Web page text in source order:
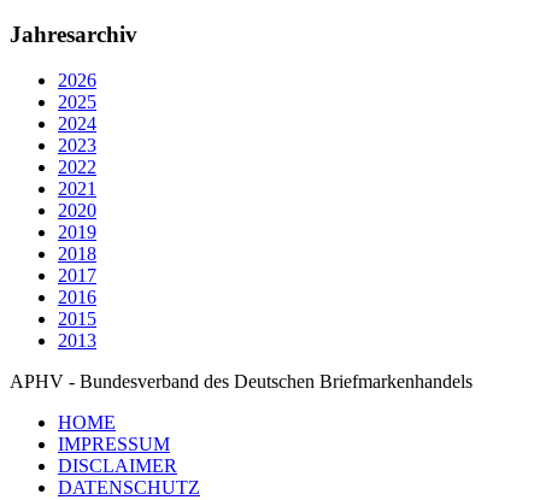
Jahresarchiv
2026
2025
2024
2023
2022
2021
2020
2019
2018
2017
2016
2015
2013
APHV - Bundesverband des Deutschen Briefmarkenhandels
HOME
IMPRESSUM
DISCLAIMER
DATENSCHUTZ